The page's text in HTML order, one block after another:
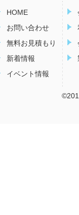
HOME
お問い合わせ
無料お見積もり
新着情報
イベント情報